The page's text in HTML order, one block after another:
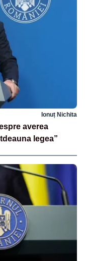
Ionuț Nichita
averea
legea”